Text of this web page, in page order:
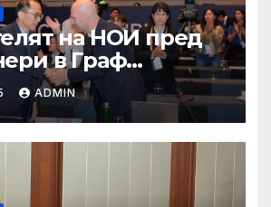
на НОИ пред
в Граф
Вие сте в златна
защото оставате
за обществото
ADMIN